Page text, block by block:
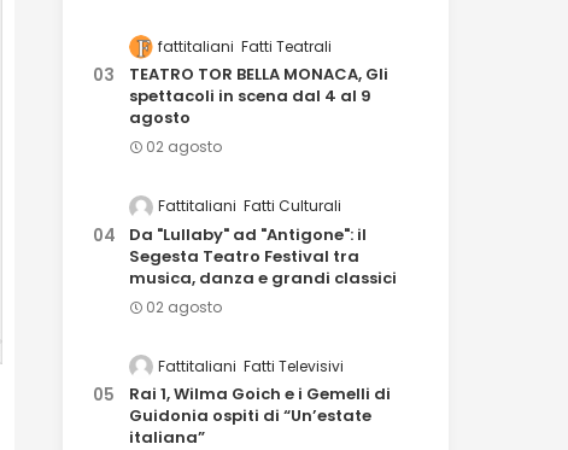
fattitaliani Fatti Teatrali
TEATRO TOR BELLA MONACA, Gli
spettacoli in scena dal 4 al 9
agosto
02 agosto
Fattitaliani Fatti Culturali
Da "Lullaby" ad "Antigone": il
Segesta Teatro Festival tra
musica, danza e grandi classici
02 agosto
Fattitaliani Fatti Televisivi
Rai 1, Wilma Goich e i Gemelli di
Guidonia ospiti di “Un’estate
italiana”